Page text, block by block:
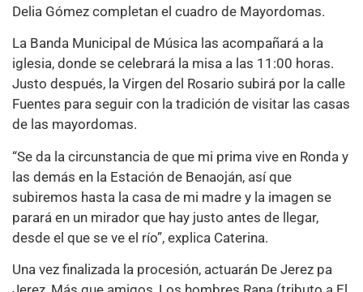
Delia Gómez completan el cuadro de Mayordomas.
La Banda Municipal de Música las acompañará a la
iglesia, donde se celebrará la misa a las 11:00 horas.
Justo después, la Virgen del Rosario subirá por la calle
Fuentes para seguir con la tradición de visitar las casas
de las mayordomas.
“Se da la circunstancia de que mi prima vive en Ronda y
las demás en la Estación de Benaoján, así que
subiremos hasta la casa de mi madre y la imagen se
parará en un mirador que hay justo antes de llegar,
desde el que se ve el río”, explica Caterina.
Una vez finalizada la procesión, actuarán De Jerez pa